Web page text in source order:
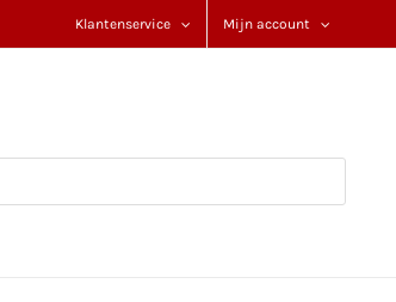
Klantenservice Mijn account